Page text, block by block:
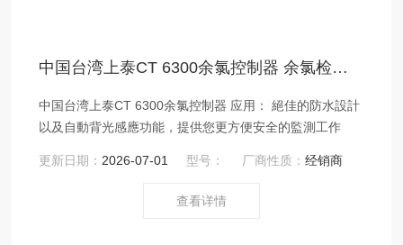
中国台湾上泰CT 6300余氯控制器 余氯检测仪
中国台湾上泰CT 6300余氯控制器 应用： 絕佳的防水設計
以及自動背光感應功能，提供您更方便安全的監測工作
更新日期： 2026-07-01 型号： 厂商性质：经销商
查看详情